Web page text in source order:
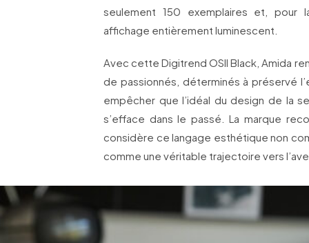
seulement 150 exemplaires et, pour
affichage entièrement luminescent.
Avec cette Digitrend OSII Black, Amida
de passionnés, déterminés à préservé
empêcher que l’idéal du design de la
s’efface dans le passé. La marque
considère ce langage esthétique non
comme une véritable trajectoire vers